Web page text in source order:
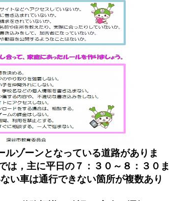
ルゾーンとなっている道路がありま
は，主に平日の７：３０～８：３０ま
い車は通行できない箇所が複数あり